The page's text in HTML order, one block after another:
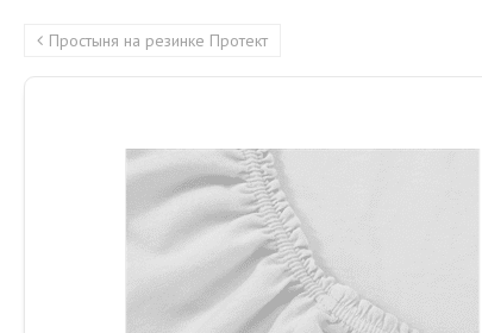
Простыня на резинке Протект